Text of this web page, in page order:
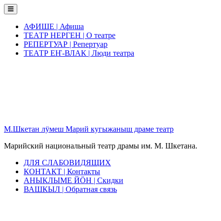
Skip
to
contentАФИШЕ | Афиша
ТЕАТР НЕРГЕН | О театре
РЕПЕРТУАР | Репертуар
ТЕАТР ЕҤ-ВЛАК | Люди театра
М.Шкетан лӱмеш Марий кугыжаныш драме театр
Марийский национальный театр драмы им. М. Шкетана.
ДЛЯ СЛАБОВИДЯЩИХ
КОНТАКТ | Контакты
АНЫКЛЫМЕ ЙӦН | Скидки
ВАШКЫЛ | Обратная связь